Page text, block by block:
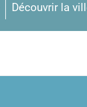
Découvrir la